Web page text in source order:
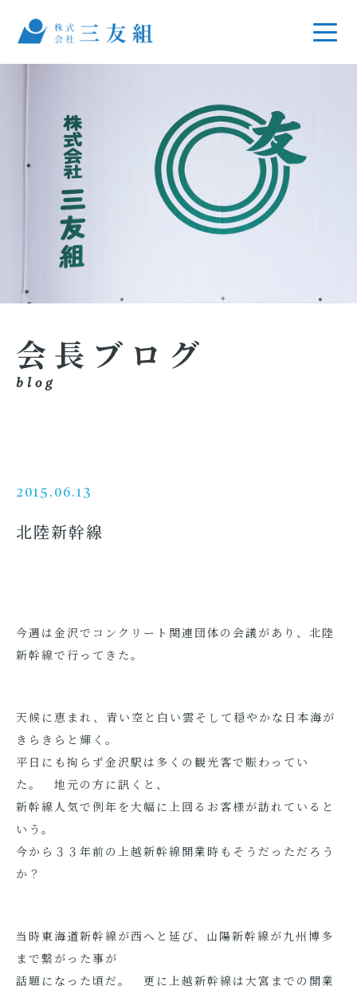
会長ブログ
blog
2015.06.13
北陸新幹線
今週は金沢でコンクリート関連団体の会議があり、北陸
新幹線で行ってきた。
天候に恵まれ、青い空と白い雲そして穏やかな日本海が
きらきらと輝く。
平日にも拘らず金沢駅は多くの観光客で賑わってい
た。 地元の方に訊くと、
新幹線人気で例年を大幅に上回るお客様が訪れていると
いう。
今から３３年前の上越新幹線開業時もそうだっただろう
か？
当時東海道新幹線が西へと延び、山陽新幹線が九州博多
まで繋がった事が
話題になった頃だ。 更に上越新幹線は大宮までの開業